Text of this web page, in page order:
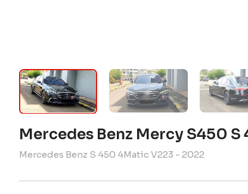
Mercedes Benz Mercy S450
Mercedes Benz S 450 4Matic V223 - 2022